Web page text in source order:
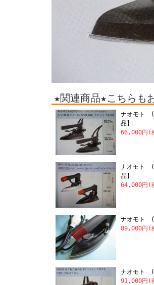
★関連商品★こちら
ナオモト (
品】
66,000円(
ナオモト (
品】
64,000円(
ナオモト (
89,000円(
ナオモト (
91,000円(